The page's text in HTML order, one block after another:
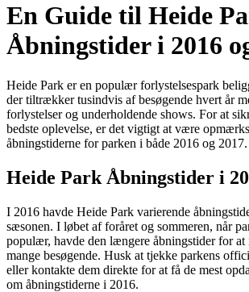
En Guide til Heide
Åbningstider i 2016
Heide Park er en populær forlystelsespark
der tiltrækker tusindvis af besøgende hvert år
forlystelser og underholdende shows. For at
bedste oplevelse, er det vigtigt at være
åbningstiderne for parken i både 2016 og 2017.
Heide Park Åbningstider i
I 2016 havde Heide Park varierende
sæsonen. I løbet af foråret og sommeren, når
populær, havde den længere åbningstider for at
mange besøgende. Husk at tjekke parkens
eller kontakte dem direkte for at få de mest
om åbningstiderne i 2016.